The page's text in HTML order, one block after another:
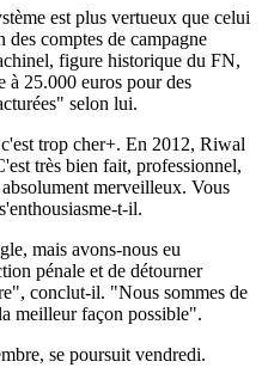
est plus vertueux que celui
comptes de campagne
figure historique du FN,
à 25.000 euros pour des
selon lui.
trop cher+. En 2012, Riwal
très bien fait, professionnel,
merveilleux. Vous
t-il.
mais avons-nous eu
pénale et de détourner
conclut-il. "Nous sommes de
meilleur façon possible".
se poursuit vendredi.